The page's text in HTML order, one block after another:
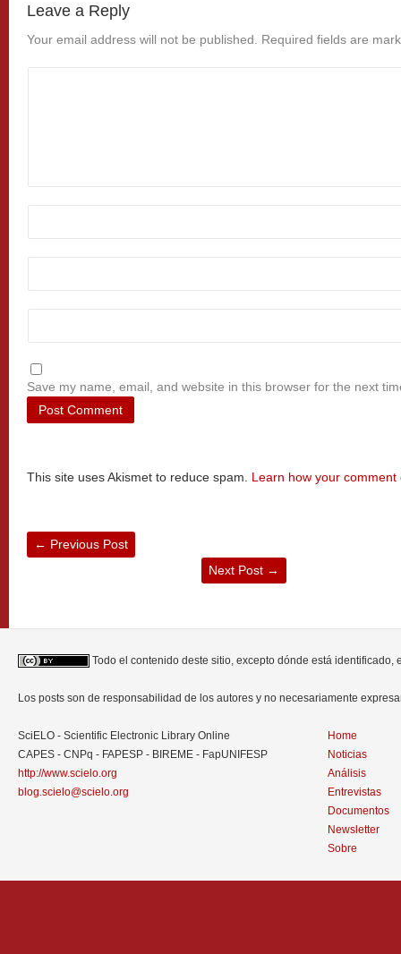
Leave a Reply
Your email address will not be published. Required fields are
Save my name, email, and website in this browser for the next
This site uses Akismet to reduce spam. Learn how your
← Previous Post
Next Post →
Todo el contenido deste sitio, excepto dónde está identificado,
Los posts son de responsabilidad de los autores y no necesariamente
SciELO - Scientific Electronic Library Online
CAPES - CNPq - FAPESP - BIREME - FapUNIFESP
http://www.scielo.org
blog.scielo@scielo.org
Home
Noticias
Análisis
Entrevistas
Documentos
Newsletter
Sobre